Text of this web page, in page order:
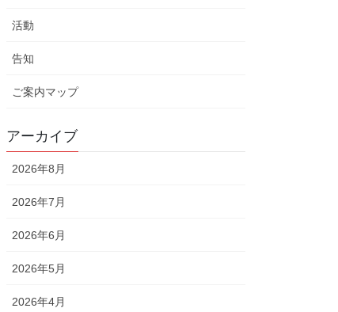
活動
告知
ご案内マップ
アーカイブ
2026年8月
2026年7月
2026年6月
2026年5月
2026年4月